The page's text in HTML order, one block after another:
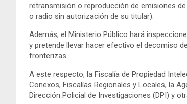
retransmisión o reproducción de emisiones
o radio sin autorización de su titular).
Además, el Ministerio Público hará
y pretende llevar hacer efectivo el decomiso
fronterizas.
A este respecto, la Fiscalía de Propiedad
Conexos, Fiscalías Regionales y Locales, la
Dirección Policial de Investigaciones (DPI) y